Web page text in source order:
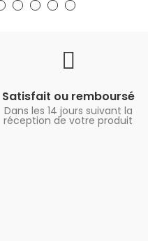
Satisfait ou remboursé
Dans les 14 jours suivant la
réception de votre produit